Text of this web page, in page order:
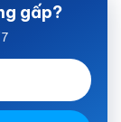
gấp?